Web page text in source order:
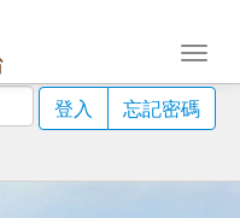
登入
忘記密碼